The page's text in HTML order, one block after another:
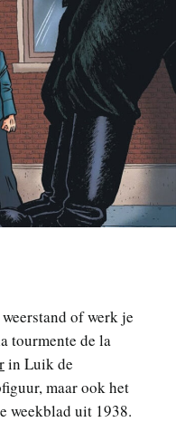
of werk je
tourmente de la
in Luik de
maar ook het
weekblad uit 1938.